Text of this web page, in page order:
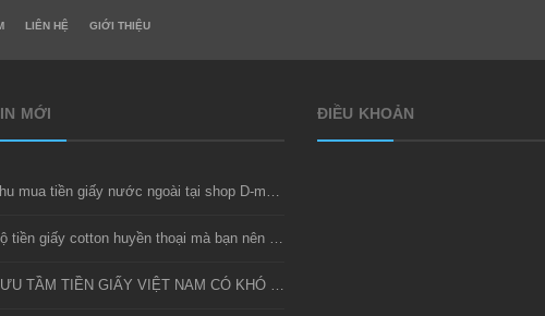
LIÊN HỆ GIỚI THIỆU
MỚI ĐIỀU KHOẢN